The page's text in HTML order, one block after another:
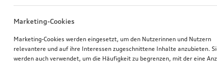
Marketing-Cookies
Marketing-Cookies werden eingesetzt, um den Nutzerinnen und Nutzern
relevantere und auf ihre Interessen zugeschnittene Inhalte anzubieten.
werden auch verwendet, um die Häufigkeit zu begrenzen, mit der eine